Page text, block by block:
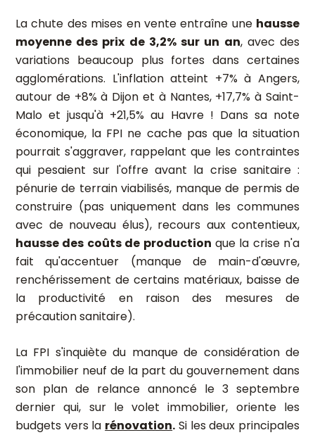
La chute des mises en vente entraîne une hausse
moyenne des prix de 3,2% sur un an, avec des
variations beaucoup plus fortes dans certaines
agglomérations. L'inflation atteint +7% à Angers,
autour de +8% à Dijon et à Nantes, +17,7% à Saint-
Malo et jusqu'à +21,5% au Havre ! Dans sa note
économique, la FPI ne cache pas que la situation
pourrait s'aggraver, rappelant que les contraintes
qui pesaient sur l'offre avant la crise sanitaire :
pénurie de terrain viabilisés, manque de permis de
construire (pas uniquement dans les communes
avec de nouveau élus), recours aux contentieux,
hausse des coûts de production que la crise n'a
fait qu'accentuer (manque de main-d'œuvre,
renchérissement de certains matériaux, baisse de
la productivité en raison des mesures de
précaution sanitaire).
La FPI s'inquiète du manque de considération de
l'immobilier neuf de la part du gouvernement dans
son plan de relance annoncé le 3 septembre
dernier qui, sur le volet immobilier, oriente les
budgets vers la rénovation. Si les deux principales